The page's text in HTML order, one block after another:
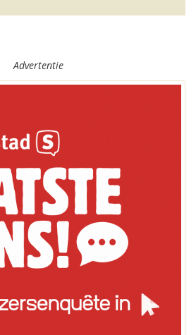
Advertentie